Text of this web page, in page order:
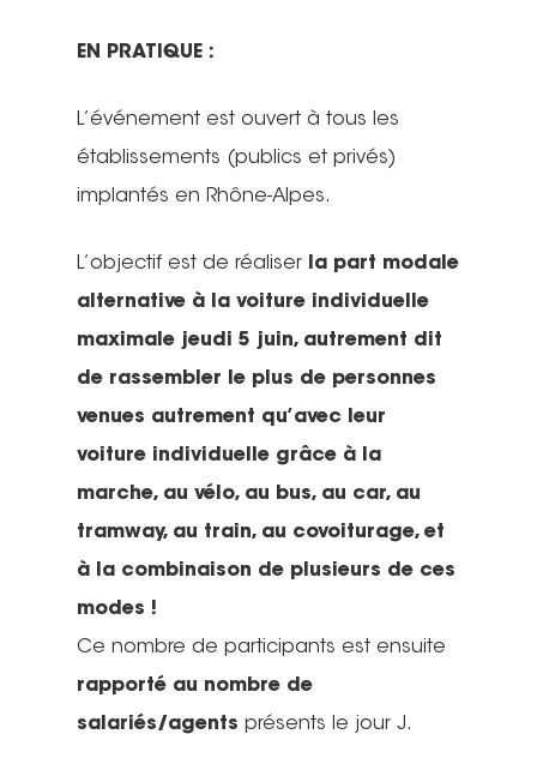
EN PRATIQUE :
L’événement est ouvert à tous les
établissements (publics et privés)
implantés en Rhône-Alpes.
L’objectif est de réaliser
la part modale
alternative à la voiture individuelle
maximale jeudi 5 juin, autrement dit
de rassembler le plus de personnes
venues autrement qu’avec leur
voiture individuelle grâce à la
marche, au vélo, au bus, au car, au
tramway, au train, au covoiturage, et
à la combinaison de plusieurs de ces
modes !
Ce nombre de participants est ensuite
rapporté au nombre de
salariés/agents présents le jour J.